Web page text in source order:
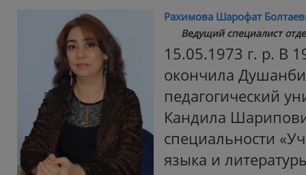
Рахимова Шарофат
Ведущий специалист
15.05.1973 г. р. В
окончила
педагогический
Кандила
специальности
языка и